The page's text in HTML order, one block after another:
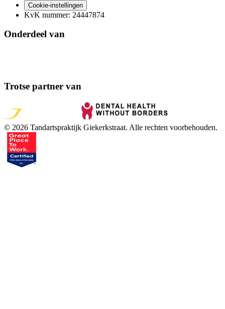
Cookie-instellingen
KvK nummer: 24447874
Onderdeel van
Trotse partner van
© 2026 Tandartspraktijk Giekerkstraat. Alle rechten voorbehouden.